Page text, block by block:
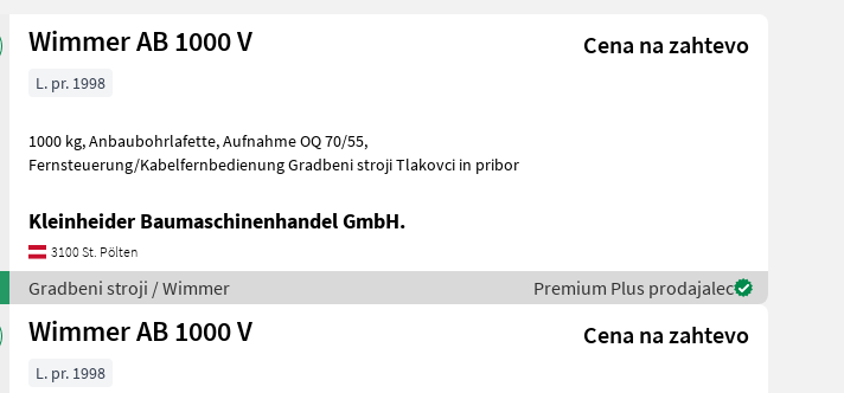
Wimmer AB 1000 V Cena na zahtevo
L. pr. 1998
1000 kg, Anbaubohrlafette, Aufnahme OQ 70/55,
Fernsteuerung/Kabelfernbedienung Gradbeni stroji Tlakovci in pribor
Kleinheider Baumaschinenhandel GmbH.
3100 St. Pölten
Gradbeni stroji / Wimmer Premium Plus prodajalec
Wimmer AB 1000 V Cena na zahtevo
L. pr. 1998